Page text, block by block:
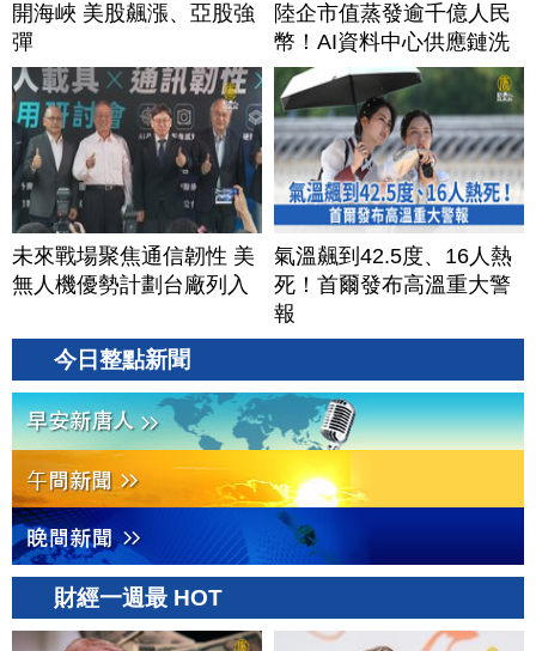
開海峽 美股飆漲、亞股強
彈
陸企市值蒸發逾千億人民
幣！AI資料中心供應鏈洗
牌？台灣喜迎轉單！成關
鍵樞紐？｜#財經新聞
│20260805 (三)
未來戰場聚焦通信韌性 美
無人機優勢計劃台廠列入
氣溫飆到42.5度、16人熱
死！首爾發布高溫重大警
報
今日整點新聞
財經一週最 HOT